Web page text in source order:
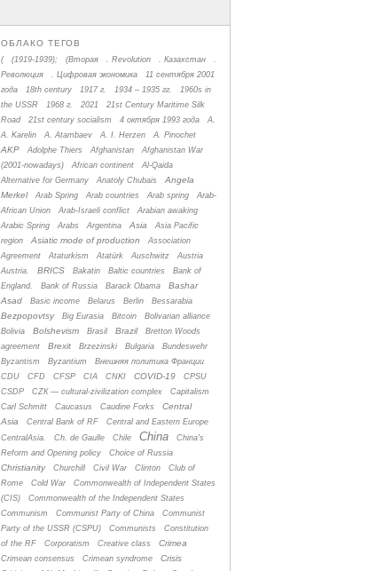
ОБЛАКО ТЕГОВ
( (1919-1939); (Вторая . Revolution . Казахстан
.
Революция
. Цифровая экономика
11 сентября 2001
года
18th century 1917 г. 1934 – 1935 гг.
1960s in
the USSR
1968 г. 2021
21st Century Maritime Silk
Road
21st century socialism 4 октября 1993 года
A.
A. Karelin
A. Atambaev A. I. Herzen A. Pinochet
AKP Adolphe Thiers Afghanistan
Afghanistan War
(2001-nowadays)
African continent
Al-Qaida
Alternative for Germany
Anatoly Chubais
Angela
Merkel
Arab Spring Arab countries Arab spring
Arab-
African Union
Arab-Israeli conflict
Arabian awaking
Arabic Spring
Arabs Argentina Asia
Asia Pacific
region
Asiatic mode of production
Association
Agreement
Ataturkism Atatürk Auschwitz
Austria
Austria.
BRICS Bakatin Baltic countries
Bank of
England.
Bank of Russia Barack Obama
Bashar
Asad
Basic income Belarus Berlin Bessarabia
Bezpopovtsy Big Eurasia Bitcoin
Bolivarian alliance
Bolivia
Bolshevism Brasil Brazil
Bretton Woods
agreement
Brexit Brzezinski Bulgaria
Bundeswehr
Byzantism
Byzantium
Bнешняя политика Франции
CDU
CFD CFSP CIA CNKI COVID-19
CPSU
CSDP
CZК — cultural-zivilization complex
Capitalism
Carl Schmitt
Caucasus Caudine Forks
Central
Asia
Central Bank of RF
Central and Eastern Europe
CentralAsia.
Ch. de Gaulle Chile China
China's
Reform and Opening policy
Choice of Russia
Christianity Churchill Civil War Clinton
Club of
Rome
Cold War
Commonwealth of Independent States
(CIS)
Commonwealth of the Independent States
Communism
Communist Party of China
Communist
Party of the USSR (CSPU)
Communists
Constitution
of the RF
Corporatism Creative class Crimea
Crimean consensus Crimean syndrome Crisis